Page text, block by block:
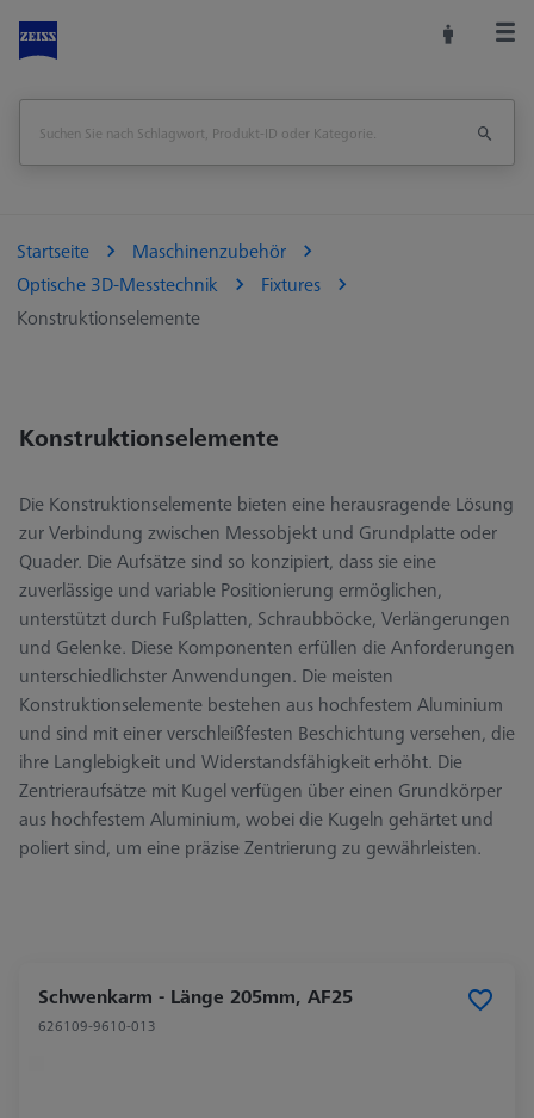
Startseite
Maschinenzubehör
Optische 3D-Messtechnik
Fixtures
Konstruktionselemente
Konstruktionselemente
Die Konstruktionselemente bieten eine herausragende Lösung
zur Verbindung zwischen Messobjekt und Grundplatte oder
Quader. Die Aufsätze sind so konzipiert, dass sie eine
zuverlässige und variable Positionierung ermöglichen,
unterstützt durch Fußplatten, Schraubböcke, Verlängerungen
und Gelenke. Diese Komponenten erfüllen die Anforderungen
unterschiedlichster Anwendungen. Die meisten
Konstruktionselemente bestehen aus hochfestem Aluminium
und sind mit einer verschleißfesten Beschichtung versehen, die
ihre Langlebigkeit und Widerstandsfähigkeit erhöht. Die
Zentrieraufsätze mit Kugel verfügen über einen Grundkörper
aus hochfestem Aluminium, wobei die Kugeln gehärtet und
poliert sind, um eine präzise Zentrierung zu gewährleisten.
Schwenkarm - Länge 205mm, AF25
626109-9610-013